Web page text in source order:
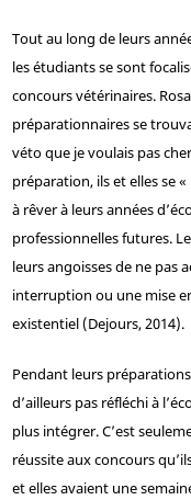
Tout au long de leurs
les étudiants se sont
concours vétérinaires.
préparationnaires se
véto que je voulais pas
préparation, ils et elles se
à rêver à leurs années
professionnelles futures.
leurs angoisses de ne pas
interruption ou une mise
existentiel (Dejours, 2014).
Pendant leurs
d’ailleurs pas réfléchi à
plus intégrer. C’est
réussite aux concours
et elles avaient une